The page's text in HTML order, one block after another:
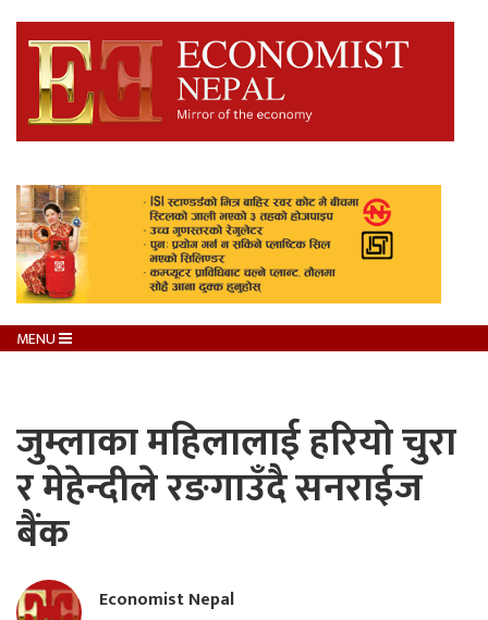
MENU
जुम्लाका महिलालाई हरियो चुरा
र मेहेन्दीले रङगाउँदै सनराईज
बैंक
Economist Nepal